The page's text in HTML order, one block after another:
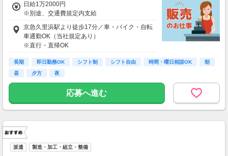
日給1万2000円
※別途、交通費規定内支給
京急久里浜駅より徒歩17分／車・バイク・自転
車通勤OK（当社規定あり）
※直行・直帰OK
長期 即日勤務OK シフト制 シフト自由 時間・曜日相談OK
朝
昼
夕方 夜
応募へ進む
派遣 製造・加工・組立・整備